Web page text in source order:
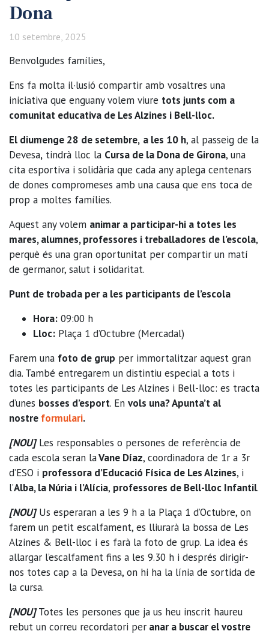
Dona
10 setembre, 2025
Benvolgudes famílies,
Ens fa molta il·lusió compartir amb vosaltres una
iniciativa que enguany volem viure tots junts com a
comunitat educativa de Les Alzines i Bell-lloc.
El diumenge 28 de setembre, a les 10 h, al passeig de la
Devesa, tindrà lloc la Cursa de la Dona de Girona, una
cita esportiva i solidària que cada any aplega centenars
de dones compromeses amb una causa que ens toca de
prop a moltes famílies.
Aquest any volem animar a participar-hi a totes les
mares, alumnes, professores i treballadores de l’escola,
perquè és una gran oportunitat per compartir un matí
de germanor, salut i solidaritat.
Punt de trobada per a les participants de l’escola
Hora: 09:00 h
Lloc: Plaça 1 d’Octubre (Mercadal)
Farem una foto de grup per immortalitzar aquest gran
dia. També entregarem un distintiu especial a tots i
totes les participants de Les Alzines i Bell-lloc: es tracta
d’unes bosses d’esport. En vols una? Apunta’t al
nostre formulari.
[NOU]Les responsables o persones de referència de
cada escola seran laVane Díaz, coordinadora de 1r a 3r
d’ESO i professora d’Educació Física de Les Alzines, i
l’Alba, la Núria i l’Alícia, professores de Bell-lloc Infantil.
[NOU]Us esperaran a les 9 h a la Plaça 1 d’Octubre, on
farem un petit escalfament, es lliurarà la bossa de Les
Alzines & Bell-lloc i es farà la foto de grup. La idea és
allargar l’escalfament fins a les 9.30 h i després dirigir-
nos totes cap a la Devesa, on hi ha la línia de sortida de
la cursa.
[NOU]Totes les persones que ja us heu inscrit haureu
rebut un correu recordatori per anar a buscar el vostre